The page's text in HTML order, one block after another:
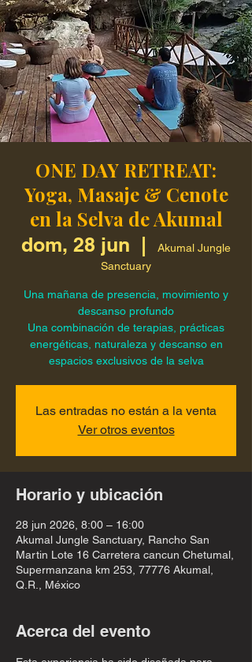
ONE DAY RETREAT:
Yoga, Masaje & Cenote
en la Selva de Akumal
dom, 28 jun
  |
Akumal Jungle
Sanctuary
Una mañana de presencia, movimiento y
descanso profundo
Una combinación de terapias, prácticas
energéticas, naturaleza y descanso en
espacios exclusivos de la selva
Las entradas no están a la venta
Ver otros eventos
Horario y ubicación
28 jun 2026, 8:00 – 16:00
Akumal Jungle Sanctuary, Rancho San
Martin Lote 16 Carretera cancun Chetumal,
Supermanzana km 253, 77776 Akumal,
Q.R., México
Acerca del evento